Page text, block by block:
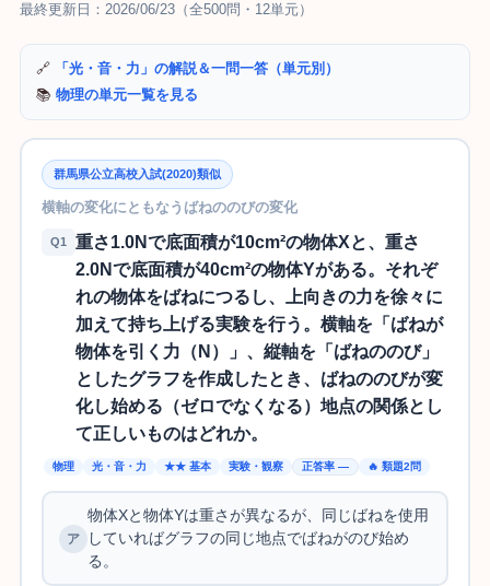
最終更新日：2026/06/23（全500問・12単元）
🔗
「光・音・力」の解説＆一問一答（単元別）
📚 物理の単元一覧を見る
群馬県公立高校入試(2020)類似
横軸の変化にともなうばねののびの変化
Q1
重さ1.0Nで底面積が10cm²の物体Xと、重さ
2.0Nで底面積が40cm²の物体Yがある。それぞ
れの物体をばねにつるし、上向きの力を徐々に
加えて持ち上げる実験を行う。横軸を「ばねが
物体を引く力（N）」、縦軸を「ばねののび」
としたグラフを作成したとき、ばねののびが変
化し始める（ゼロでなくなる）地点の関係とし
て正しいものはどれか。
物理 光・音・力 ★★ 基本 実験・観察 正答率 — 🔥 類題2問
物体Xと物体Yは重さが異なるが、同じばねを使用
していればグラフの同じ地点でばねがのび始め
る。